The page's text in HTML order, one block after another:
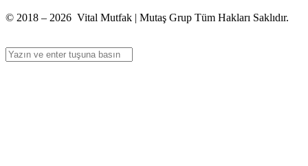
© 2018 – 2026 Vital Mutfak | Mutaş Grup Tüm Hakları Saklıdır.